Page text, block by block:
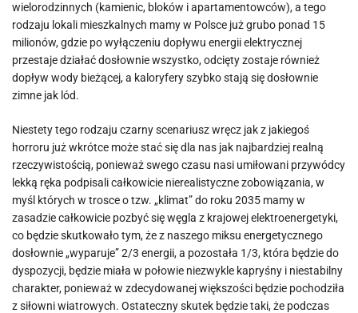
wielorodzinnych (kamienic, bloków i apartamentowców), a tego
rodzaju lokali mieszkalnych mamy w Polsce już grubo ponad 15
milionów, gdzie po wyłączeniu dopływu energii elektrycznej
przestaje działać dosłownie wszystko, odcięty zostaje również
dopływ wody bieżącej, a kaloryfery szybko stają się dosłownie
zimne jak lód.
Niestety tego rodzaju czarny scenariusz wręcz jak z jakiegoś
horroru już wkrótce może stać się dla nas jak najbardziej realną
rzeczywistością, ponieważ swego czasu nasi umiłowani przywódcy
lekką ręka podpisali całkowicie nierealistyczne zobowiązania, w
myśl których w trosce o tzw. „klimat” do roku 2035 mamy w
zasadzie całkowicie pozbyć się węgla z krajowej elektroenergetyki,
co będzie skutkowało tym, że z naszego miksu energetycznego
dosłownie „wyparuje” 2/3 energii, a pozostała 1/3, która będzie do
dyspozycji, będzie miała w połowie niezwykle kapryśny i niestabilny
charakter, ponieważ w zdecydowanej większości będzie pochodziła
z siłowni wiatrowych. Ostateczny skutek będzie taki, że podczas